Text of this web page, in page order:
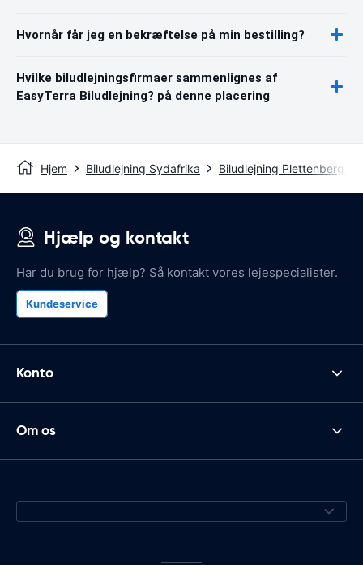
Hvornår får jeg en bekræftelse på min bestilling?
Hvilke biludlejningsfirmaer sammenlignes af
EasyTerra Biludlejning? på denne placering
Hjem Biludlejning Sydafrika Biludlejning Plettenberg
Hjælp og kontakt
Har du brug for hjælp? Så kontakt vores lejespecialister.
Kundeservice
Konto
Om os